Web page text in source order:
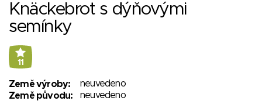
Knäckebrot s dýňovými
semínky
11
Země výroby:
neuvedeno
Země původu:
neuvedeno